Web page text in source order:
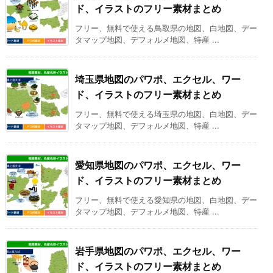
ド、イラストのフリー素材まとめ
フリー、無料で使える鳥取県の地図、白地図、デー
タマップ地図、デフォルメ地図、特産 ...
埼玉県地図のパワポ、エクセル、ワー
ド、イラストのフリー素材まとめ
フリー、無料で使える埼玉県の地図、白地図、デー
タマップ地図、デフォルメ地図、特産 ...
愛知県地図のパワポ、エクセル、ワー
ド、イラストのフリー素材まとめ
フリー、無料で使える愛知県の地図、白地図、デー
タマップ地図、デフォルメ地図、特産 ...
岩手県地図のパワポ、エクセル、ワー
ド、イラストのフリー素材まとめ